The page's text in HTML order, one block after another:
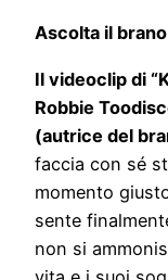
Ascolta il
Il videoclip di
Robbie
(autrice del
faccia con sé
momento
sente
non si